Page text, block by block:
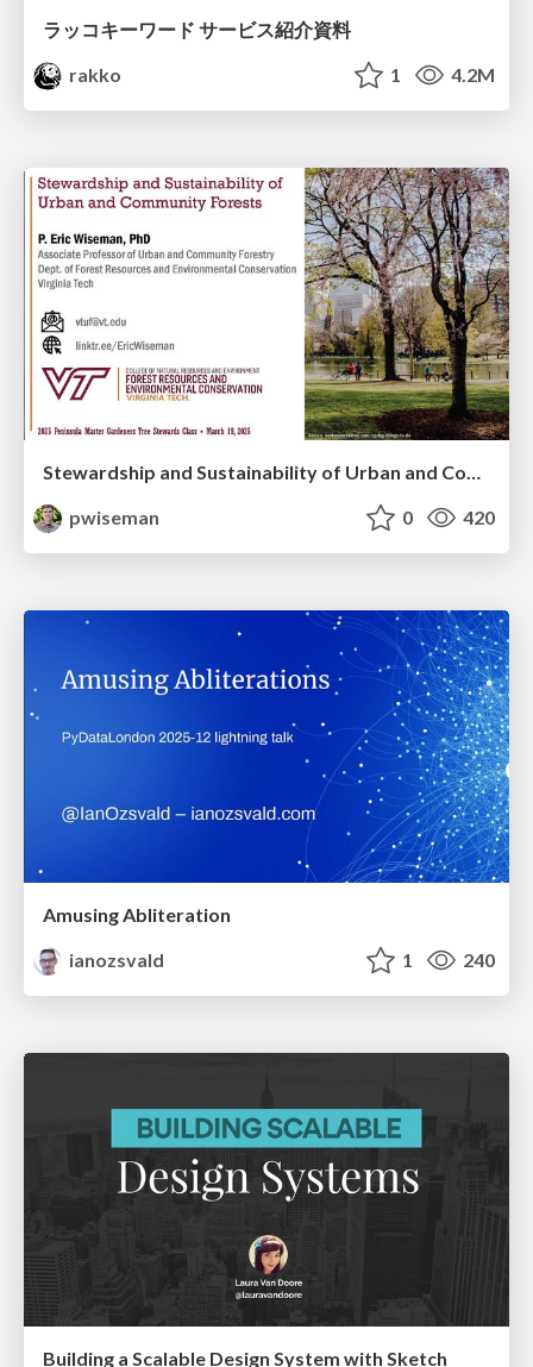
ラッコキーワード サービス紹介資料
rakko
1 4.2M
Stewardship and Sustainability of Urban and Community Forests
pwiseman
0 420
Amusing Abliteration
ianozsvald
1 240
Building a Scalable Design System with Sketch